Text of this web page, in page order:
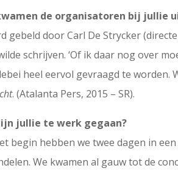
de organisatoren bij jullie
gebeld door Carl De Strycker
schrijven. ‘Of ik daar nog over
heel eervol gevraagd te worden.
. (Atalanta Pers, 2015 – SR).
jullie te werk gegaan?
begin hebben we twee dagen in
We kwamen al gauw tot de